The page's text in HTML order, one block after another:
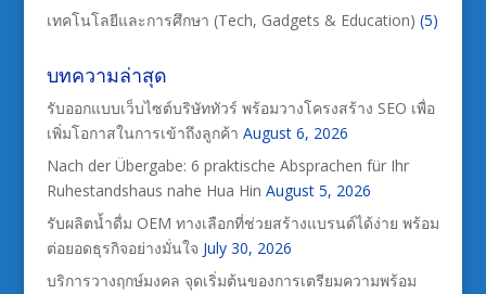
เทคโนโลยีและการศึกษา (Tech, Gadgets & Education) (5)
บทความล่าสุด
รับออกแบบเว็บไซต์บริษัททัวร์ พร้อมวางโครงสร้าง SEO เพื่อ
เพิ่มโอกาสในการเข้าถึงลูกค้า August 6, 2026
Nach der Übergabe: 6 praktische Absprachen für Ihr
Ruhestandshaus nahe Hua Hin August 5, 2026
รับผลิตน้ำดื่ม OEM ทางเลือกที่ช่วยสร้างแบรนด์ได้ง่าย พร้อม
ต่อยอดธุรกิจอย่างมั่นใจ July 30, 2026
บริการวางฤกษ์มงคล จุดเริ่มต้นของการเตรียมความพร้อม